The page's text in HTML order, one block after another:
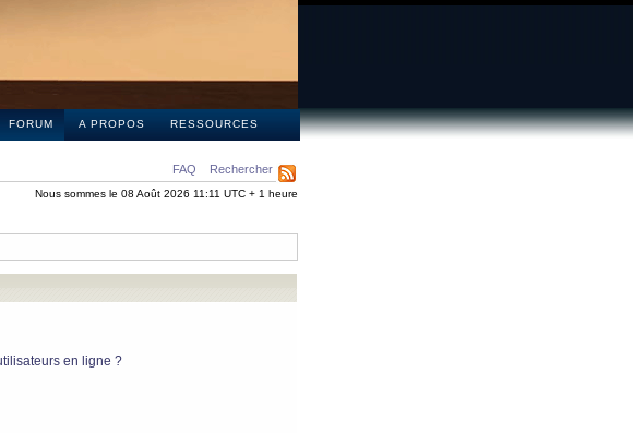
FORUM A PROPOS RESSOURCES
FAQ Rechercher
Nous sommes le 08 Août 2026 11:11 UTC + 1 heure
en ligne ?